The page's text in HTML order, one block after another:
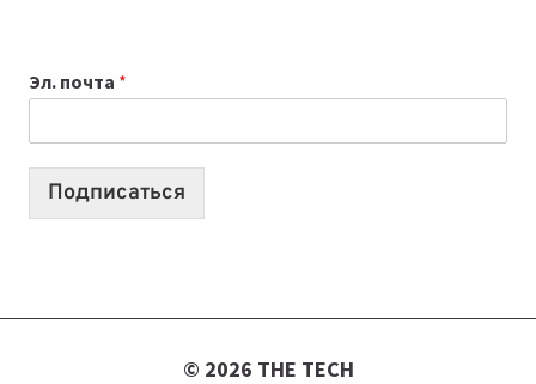
СОЗДАВАТЬ
ПРОДУКТЫ
Эл. почта *
Подписаться
© 2026 THE TECH